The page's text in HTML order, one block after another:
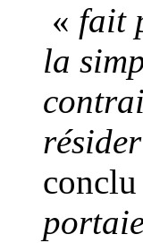
« fait
la